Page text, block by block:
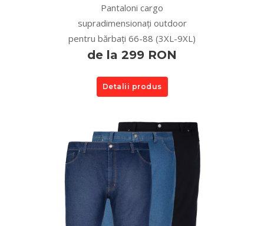
Pantaloni cargo
supradimensionați outdoor
pentru bărbați 66-88 (3XL-9XL)
de la 299 RON
Detalii produs